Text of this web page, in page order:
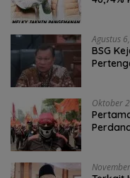
Agustus
BSG
Oktober